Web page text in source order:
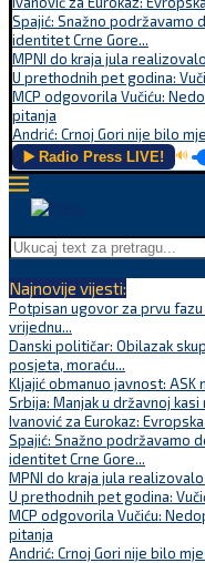
Spajić: Snažno podržavamo
identitet Crne Gore...
MPNI do kraja jula
U prethodnih pet godina:
MCP odgovorila Vučiću:
pitanja
Andrić: Crnoj Gori nije bilo
▶️ Radio Press LIVE! 🔊
Najnovije vijesti:
Potpisan ugovor za prvu
vrijednu...
Danski političar: Obilazak
posjeta, moraću...
Kljajić obmanuo javnost: ASK
Srbija: Manjak u državnoj
Ivanović za Eurokaz:
Spajić: Snažno podržavamo
identitet Crne Gore...
MPNI do kraja jula
U prethodnih pet godina:
MCP odgovorila Vučiću:
pitanja
Andrić: Crnoj Gori nije bilo